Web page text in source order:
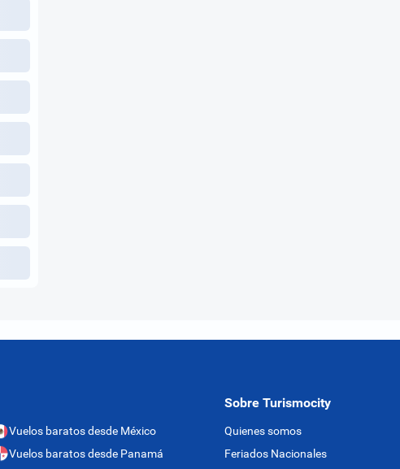
Vuelos baratos desde México
Vuelos baratos desde Panamá
Sobre Turismocity
Quienes somos
Feriados Nacionales